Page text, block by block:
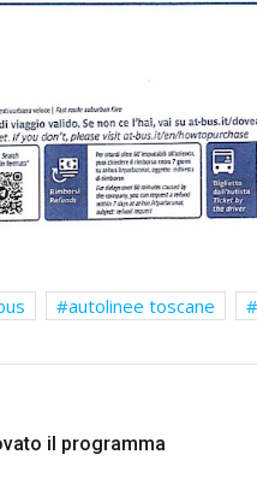
autolinee toscane
il programma